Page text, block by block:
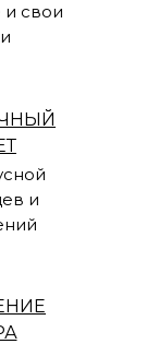
и свои
и